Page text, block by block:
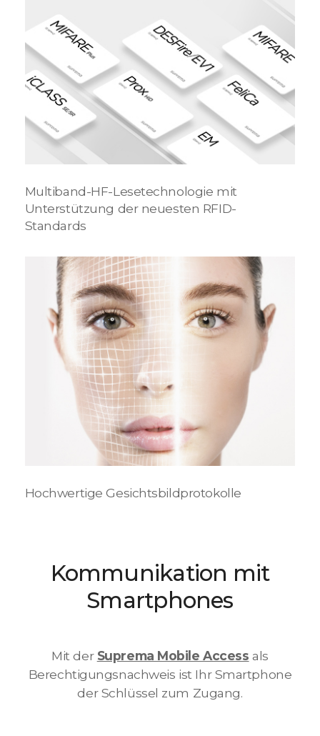
Multiband-HF-Lesetechnologie mit
Unterstützung der neuesten RFID-
Standards
Hochwertige Gesichtsbildprotokolle
Kommunikation mit
Smartphones
Mit der Suprema Mobile Access als
Berechtigungsnachweis ist Ihr Smartphone
der Schlüssel zum Zugang.